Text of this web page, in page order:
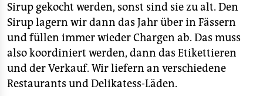
Sirup gekocht werden, sonst sind sie zu alt. Den
Sirup lagern wir dann das Jahr über in Fässern
und füllen immer wieder Chargen ab. Das muss
also koordiniert werden, dann das Etikettieren
und der Verkauf. Wir liefern an verschiedene
Restaurants und Delikatess-Läden.